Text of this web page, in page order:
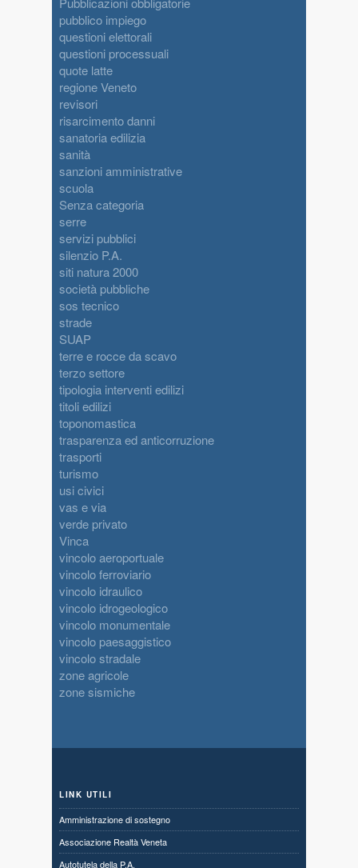
pubblico impiego
questioni elettorali
questioni processuali
quote latte
regione Veneto
revisori
risarcimento danni
sanatoria edilizia
sanità
sanzioni amministrative
scuola
Senza categoria
serre
servizi pubblici
silenzio P.A.
siti natura 2000
società pubbliche
sos tecnico
strade
SUAP
terre e rocce da scavo
terzo settore
tipologia interventi edilizi
titoli edilizi
toponomastica
trasparenza ed anticorruzione
trasporti
turismo
usi civici
vas e via
verde privato
Vinca
vincolo aeroportuale
vincolo ferroviario
vincolo idraulico
vincolo idrogeologico
vincolo monumentale
vincolo paesaggistico
vincolo stradale
zone agricole
zone sismiche
LINK UTILI
Amministrazione di sostegno
Associazione Realtà Veneta
Autotutela della P.A.